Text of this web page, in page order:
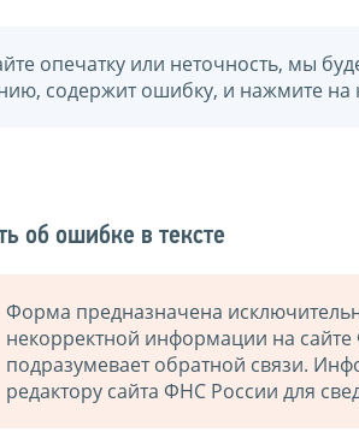
опечатку или неточность, мы
содержит ошибку, и нажмите
об ошибке в тексте
Форма предназначена
некорректной информации на
подразумевает обратной связи.
редактору сайта ФНС России для